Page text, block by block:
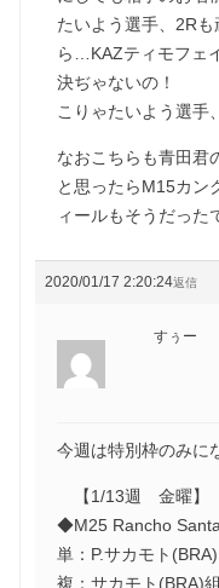
たいよう選手、2R
ら…KAZティモフェ
決ぢゃないの！
こりゃたいよう選手
なおこちらも青田君
と思ったらM15カン
ィールもそうだった
2020/01/17 2:20:24返信
すぅー
今週は特別枠のみに
【1/13週 金曜】
◆M25 Rancho
単：P.サカモト
複：サカモト(BRA)